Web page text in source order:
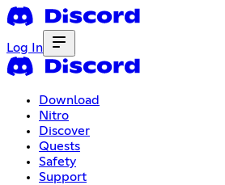
Log In
Download
Nitro
Discover
Quests
Safety
Support